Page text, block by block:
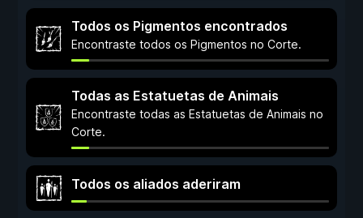
Todos os Pigmentos encontrados
Encontraste todos os Pigmentos no Corte.
Todas as Estatuetas de Animais
Encontraste todas as Estatuetas de Animais no
Corte.
Todos os aliados aderiram